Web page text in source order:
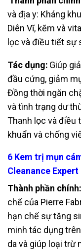
và địa y: Kháng
Diên Vĩ, kẽm và
lọc và điều tiết sự
Tác dụng: Giúp
đầu cứng, giảm
Đồng thời ngăn
và tình trạng dư
Thanh lọc và điều
khuẩn và chống
6 Kem trị mụn
Cleanance Expert
Thành phần chính:
chế của Pierre
hạn chế sự tăng
minh tác dụng
da và giúp loại trừ